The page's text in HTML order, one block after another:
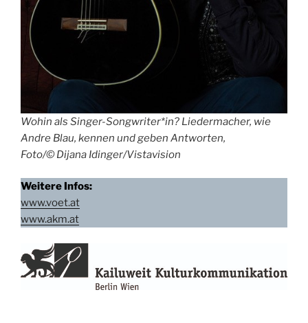
Wohin als Singer-Songwriter*in? Liedermacher, wie
Andre Blau, kennen und geben Antworten,
Foto/© Dijana Idinger/Vistavision
Weitere Infos:
www.voet.at
www.akm.at